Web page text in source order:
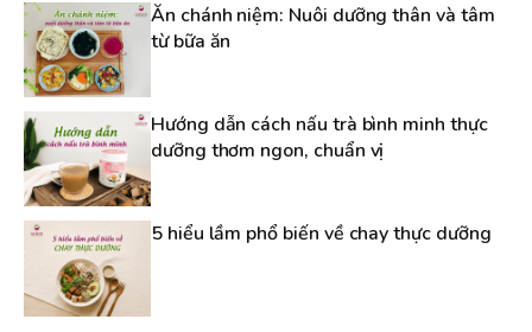
Ăn chánh niệm: Nuôi dưỡng thân và tâm
từ bữa ăn
Hướng dẫn cách nấu trà bình minh thực
dưỡng thơm ngon, chuẩn vị
5 hiểu lầm phổ biến về chay thực dưỡng